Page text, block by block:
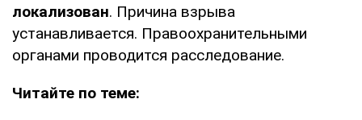
локализован. Причина взрыва
устанавливается. Правоохранительными
органами проводится расследование.
Читайте по теме: